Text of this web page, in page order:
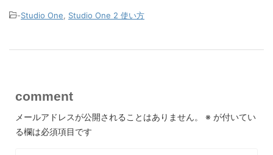
-Studio One Studio One 2 使い方
comment
メールアドレスが公開されることはありません。 ※ が付いてい
る欄は必須項目です